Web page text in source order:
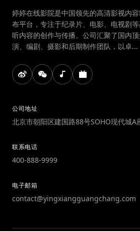
婷婷在线影院是中国领先的高清影视内
布平台，专注于纪录片、电影、电视剧
听内容的创作与传播。公司汇聚了国内
演、编剧、摄影和后期制作团队，以卓...
公司地址
北京市朝阳区建国路88号SOHO现代城A
联系电话
400-888-9999
电子邮箱
contact@yingxiangguangchang.com